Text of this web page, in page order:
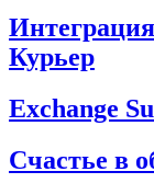
Курьер
Exchange
Счастье в